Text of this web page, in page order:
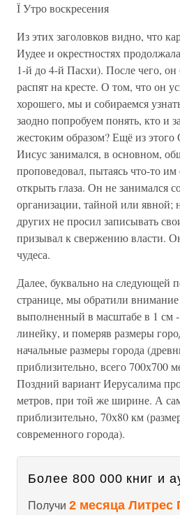
Ї Утро воскресения
Из этих заголовков видно, что
Иудее и окрестностях
1-й до 4-й Пасхи). После чего, он
распят на кресте. О том, что он
хорошего, мы и собираемся
заодно попробуем понять, кто и
жестоким образом? Ещё из этого
Иисус занимался, в основном,
проповедовал, пытаясь что-то
открыть глаза. Он не занимался
организации, тайной или явной;
других не просил записывать
призывал к свержению власти.
чудеса.
Далее, буквально на следующей
странице, мы обратили
выполненный в масштабе в 1 см
линейку, и померяв размеры
начальные размеры города
приблизительно, всего 700х700
Поздний вариант Иерусалима
метров, при той же ширине. А
приблизительно, 70х80 км
современного города).
Более 800 000 книг и
Получи 2 месяца Литрес